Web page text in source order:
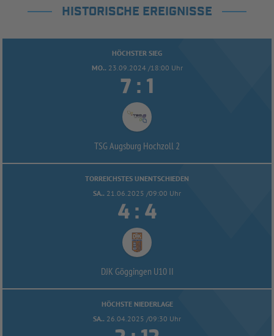
HISTORISCHE EREIGNISSE
HÖCHSTER SIEG
MO.. 23.09.2024 /18:00 Uhr
 : 
TSG Augsburg Hochzoll 2
TORREICHSTES UNENTSCHIEDEN
SA.. 21.06.2025 /09:00 Uhr
 : 
DJK Göggingen U10 II
HÖCHSTE NIEDERLAGE
SA.. 26.04.2025 /09:30 Uhr